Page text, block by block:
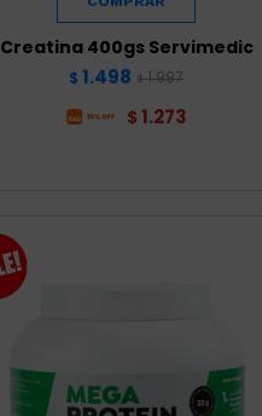
Creatina 400gs Servimedic
$ 1.498 $ 1.997
$ 1.273